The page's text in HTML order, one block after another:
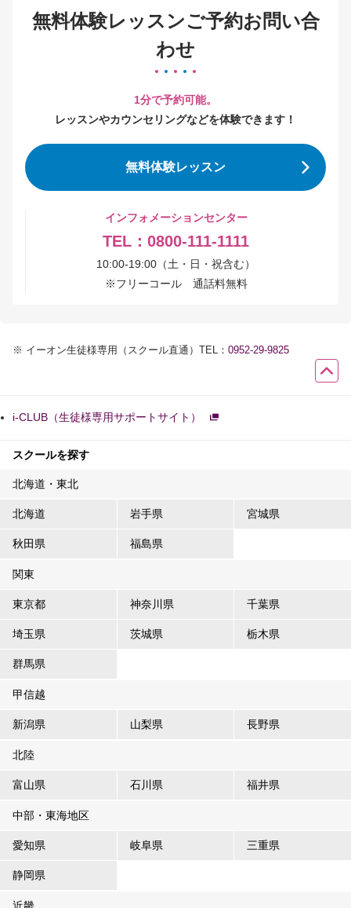
無料体験レッスンご予約お問い合
わせ
1分で予約可能。
レッスンやカウンセリングなどを体験できます！
無料体験レッスン
インフォメーションセンター
TEL：0800-111-1111
10:00-19:00（土・日・祝含む）
※フリーコール 通話料無料
※ イーオン生徒様専用（スクール直通）TEL： 0952-29-9825
i-CLUB（生徒様専用サポートサイト）
スクールを探す
北海道・東北
北海道 岩手県 宮城県
秋田県 福島県
関東
東京都 神奈川県 千葉県
埼玉県 茨城県 栃木県
群馬県
甲信越
新潟県 山梨県 長野県
北陸
富山県 石川県 福井県
中部・東海地区
愛知県 岐阜県 三重県
静岡県
近畿